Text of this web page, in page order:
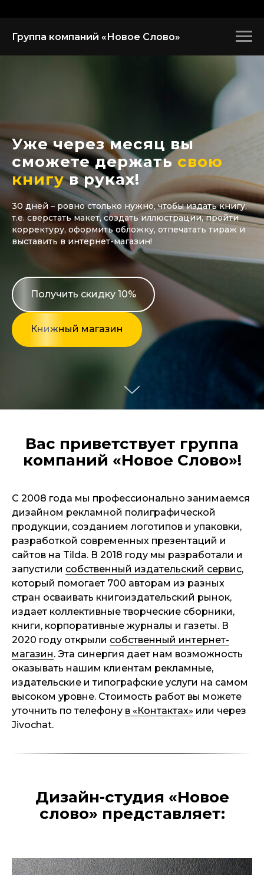
Группа компаний «Новое Слово»
Уже через месяц вы
сможете держать свою
книгув руках!
30 дней – ровно столько нужно, чтобы издать книгу,
т.е. сверстать макет, создать иллюстрации, пройти
корректуру, оформить обложку, отпечатать тираж и
выставить в интернет-магазин!
Получить скидку 10%
Книжный магазин
Вас приветствует группа
компаний «Новое Слово»!
С 2008 года мы профессионально занимаемся
дизайном рекламной полиграфической
продукции, созданием логотипов и упаковки,
разработкой современных презентаций и
сайтов на Tilda. В 2018 году мы разработали и
запустили собственный издательский сервис,
который помогает 700 авторам из разных
стран осваивать книгоиздательский рынок,
издает коллективные творческие сборники,
книги, корпоративные журналы и газеты. В
2020 году открыли собственный интернет-
магазин. Эта синергия дает нам возможность
оказывать нашим клиентам рекламные,
издательские и типографские услуги на самом
высоком уровне. Стоимость работ вы можете
уточнить по телефону в «Контактах» или через
Jivochat.
Дизайн-студия «Новое
слово» представляет: